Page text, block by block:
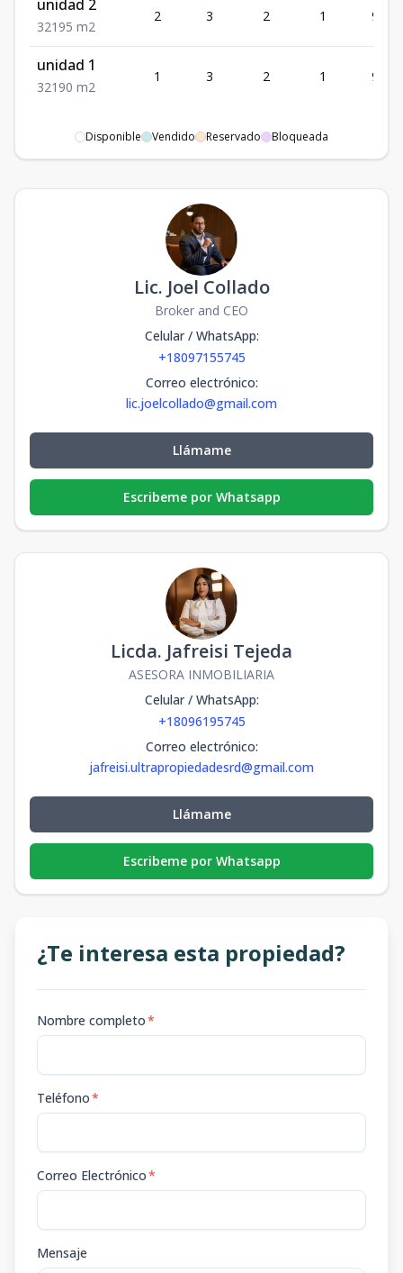
unidad 2
321 95 m2
2 3 2 1 95
unidad 1
321 90 m2
1 3 2 1 90
Disponible Vendido Reservado Bloqueada
Lic. Joel Collado
Broker and CEO
Celular / WhatsApp:
+18097155745
Correo electrónico:
lic.joelcollado@gmail.com
Llámame
Escribeme por Whatsapp
Licda. Jafreisi Tejeda
ASESORA INMOBILIARIA
Celular / WhatsApp:
+18096195745
Correo electrónico:
jafreisi.ultrapropiedadesrd@gmail.com
Llámame
Escribeme por Whatsapp
¿Te interesa esta propiedad?
Nombre completo*
Teléfono*
Correo Electrónico*
Mensaje